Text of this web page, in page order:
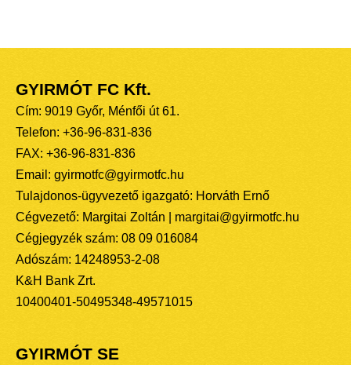
GYIRMÓT FC Kft.
Cím: 9019 Győr, Ménfői út 61.
Telefon: +36-96-831-836
FAX: +36-96-831-836
Email: gyirmotfc@gyirmotfc.hu
Tulajdonos-ügyvezető igazgató: Horváth Ernő
Cégvezető: Margitai Zoltán | margitai@gyirmotfc.hu
Cégjegyzék szám: 08 09 016084
Adószám: 14248953-2-08
K&H Bank Zrt.
10400401-50495348-49571015
GYIRMÓT SE